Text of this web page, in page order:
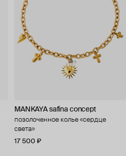
MANKAYA safina concept
позолоченное колье «сердце
света»
17 500 ₽